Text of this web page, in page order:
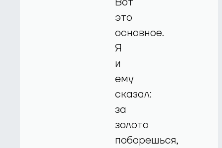
это
основное.
Я
и
ему
сказал:
за
золото
поборешься,